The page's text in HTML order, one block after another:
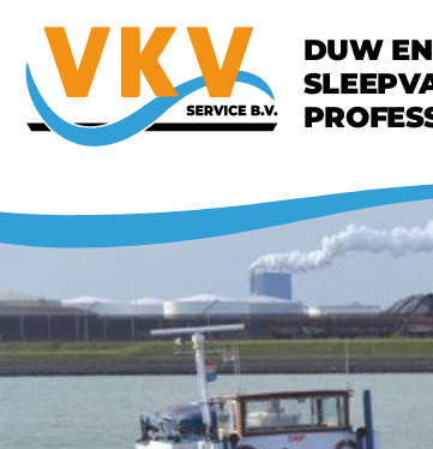
naar
inhoud
DUW EN